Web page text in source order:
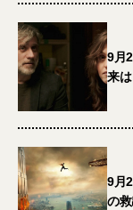
9月
来は
9月
の救